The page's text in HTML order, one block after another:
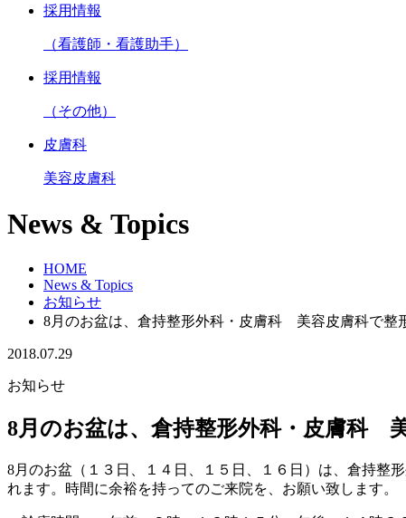
採用情報
（看護師・看護助手）
採用情報
（その他）
皮膚科
美容皮膚科
News & Topics
HOME
News & Topics
お知らせ
8月のお盆は、倉持整形外科・皮膚科 美容皮膚科で整
2018.07.29
お知らせ
8月のお盆は、倉持整形外科・皮膚科
8月のお盆（１３日、１４日、１５日、１６日）は、倉持整
れます。時間に余裕を持ってのご来院を、お願い致します。